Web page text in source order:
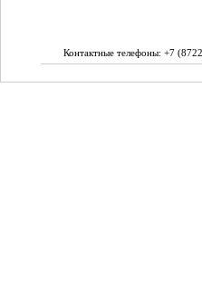
Контактные телефоны: +7